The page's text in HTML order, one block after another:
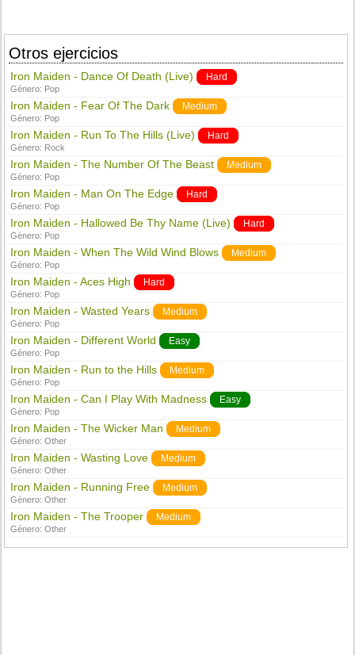
Otros ejercicios
Iron Maiden - Dance Of Death (Live) Hard
Género: Pop
Iron Maiden - Fear Of The Dark Medium
Género: Pop
Iron Maiden - Run To The Hills (Live) Hard
Género: Rock
Iron Maiden - The Number Of The Beast Medium
Género: Pop
Iron Maiden - Man On The Edge Hard
Género: Pop
Iron Maiden - Hallowed Be Thy Name (Live) Hard
Género: Pop
Iron Maiden - When The Wild Wind Blows Medium
Género: Pop
Iron Maiden - Aces High Hard
Género: Pop
Iron Maiden - Wasted Years Medium
Género: Pop
Iron Maiden - Different World Easy
Género: Pop
Iron Maiden - Run to the Hills Medium
Género: Pop
Iron Maiden - Can I Play With Madness Easy
Género: Pop
Iron Maiden - The Wicker Man Medium
Género:Other
Iron Maiden - Wasting Love Medium
Género:Other
Iron Maiden - Running Free Medium
Género:Other
Iron Maiden - The Trooper Medium
Género:Other